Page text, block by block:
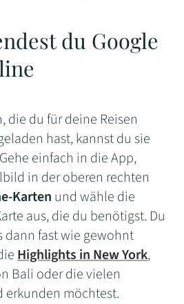
du Google
die du für deine Reisen
hast, kannst du sie
einfach in die App,
in der oberen rechten
Karten und wähle die
aus, die du benötigst. Du
dann fast wie gewohnt
Highlights in New York,
Bali oder die vielen
erkunden möchtest.